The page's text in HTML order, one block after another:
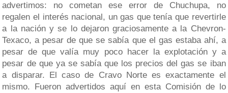
advertimos: no cometan ese error de Chuchupa, no
regalen el interés nacional, un gas que tenía que revertirle
a la nación y se lo dejaron graciosamente a la Chevron-
Texaco, a pesar de que se sabía que el gas estaba ahí, a
pesar de que valía muy poco hacer la explotación y a
pesar de que ya se sabía que los precios del gas se iban
a disparar. El caso de Cravo Norte es exactamente el
mismo. Fueron advertidos aquí en esta Comisión de lo